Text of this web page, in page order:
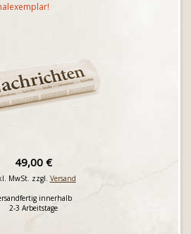
49,00 €
MwSt. zzgl. Versand
innerhalb
2-3 Arbeitstage